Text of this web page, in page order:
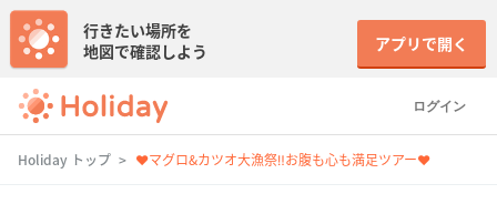
ログイン
行きたい場所を
地図で確認しよう
アプリで開く
Holiday トップ ❤︎マグロ&カツオ大漁祭‼︎お腹も心も満足ツアー❤︎